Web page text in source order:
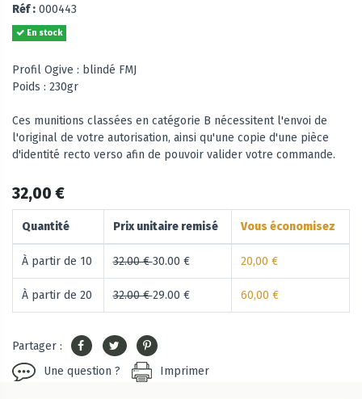
Réf : 000443
En stock
Profil Ogive : blindé FMJ
Poids : 230gr
Ces munitions classées en catégorie B nécessitent l'envoi de
l'original de votre autorisation, ainsi qu'une copie d'une pièce
d'identité recto verso afin de pouvoir valider votre commande.
32,00 €
Quantité Prix unitaire remisé Vous économisez
À partir de 10 32.00 €30.00 € 20,00 €
À partir de 20 32.00 €29.00 € 60,00 €
Partager :
Une question ?
Imprimer